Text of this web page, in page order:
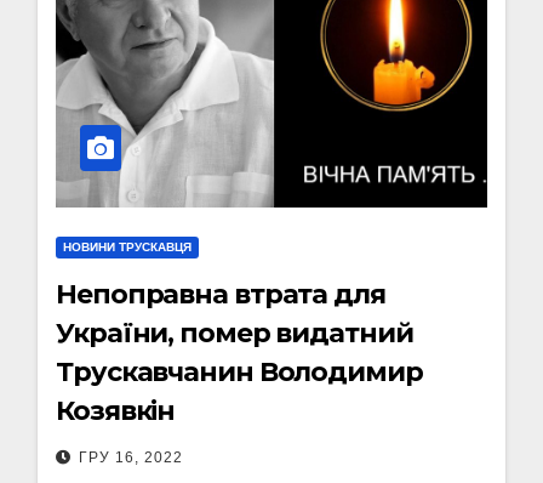
НОВИНИ ТРУСКАВЦЯ
Непоправна втрата для
України, помер видатний
Трускавчанин Володимир
Козявкін
ГРУ 16, 2022